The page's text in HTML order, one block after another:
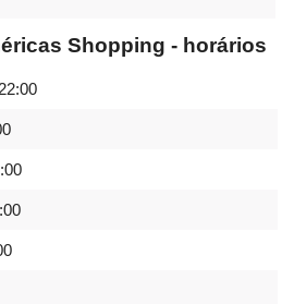
Shopping - horários